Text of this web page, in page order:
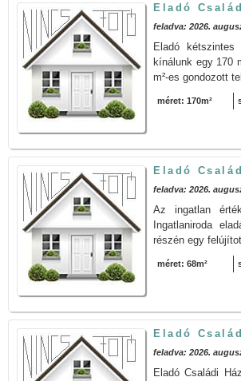
Eladó
feladva: 2026.
Eladó
kínálunk egy 170
m²-es gondozott
méret: 170m²
Eladó
feladva: 2026.
Az ingatlan
Ingatlaniroda
részén egy
méret: 68m²
Eladó
feladva: 2026.
Eladó Családi